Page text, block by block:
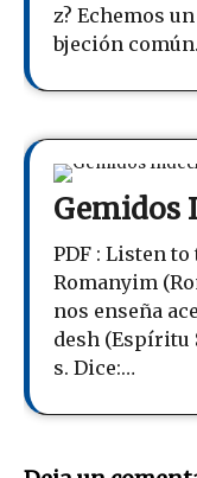
z? Echemos
bjeción
Gemidos
PDF : Listen
Romanyim
nos enseña
desh (Espíritu
s. Dice:…